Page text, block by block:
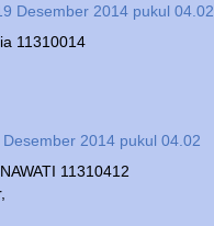
Desember 2014 pukul 04.02
11310014
Desember 2014 pukul 04.02
11310412